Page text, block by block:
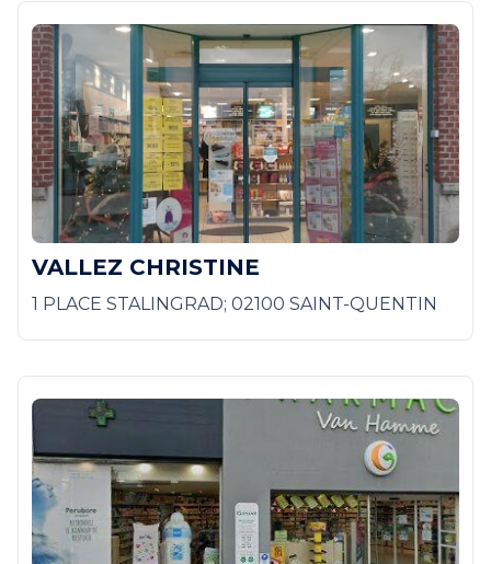
VALLEZ CHRISTINE
1 PLACE STALINGRAD; 02100 SAINT-QUENTIN